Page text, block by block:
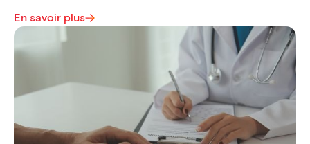
En savoir plus